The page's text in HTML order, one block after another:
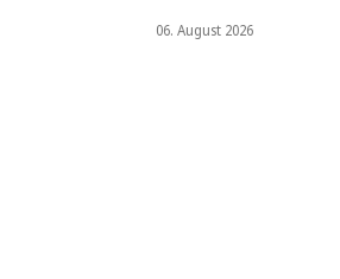
06. August 2026